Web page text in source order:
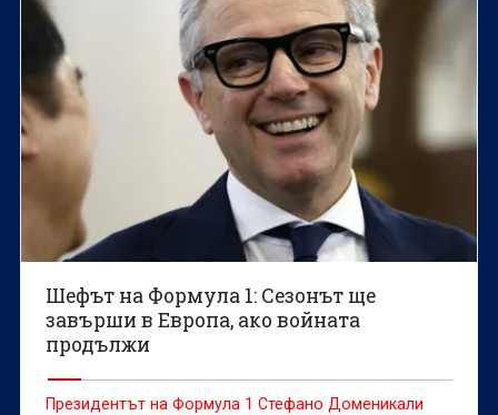
Шефът на Формула 1: Сезонът ще
завърши в Европа, ако войната
продължи
Президентът на Формула 1 Стефано Доменикали